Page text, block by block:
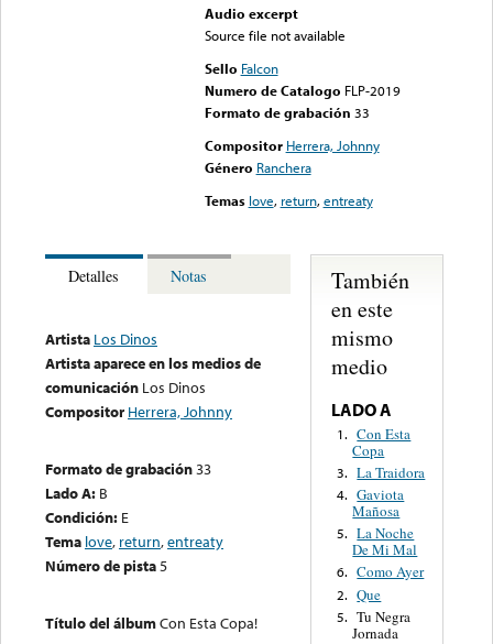
Audio excerpt
Source file not available
Sello Falcon
Numero de Catalogo FLP-2019
Formato de grabación 33
Compositor Herrera, Johnny
Género Ranchera
Temas love, return,entreaty
Detalles Notas
Artista Los Dinos
Artista aparece en los medios de
comunicación Los Dinos
Compositor Herrera, Johnny
Formato de grabación33
Lado A: B
Condición: E
Tema love, return,entreaty
Número de pista5
Título del álbumCon Esta Copa!
También
en este
mismo
medio
LADO A
1. Con Esta
Copa
3. La Traidora
4. Gaviota
Mañosa
5. La Noche
De Mi Mal
6. Como Ayer
2. Que
5. Tu Negra
Jornada